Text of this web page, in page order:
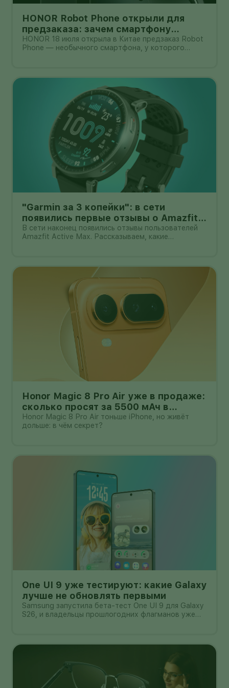
HONOR Robot Phone открыли для
предзаказа: зачем смартфону
камера на роботизированной руке
HONOR 18 июля открыла в Китае предзаказ Robot
Phone — необычного смартфона, у которого
"Garmin за 3 копейки": в сети
появились первые отзывы о Amazfit
Active Max с оффлайн-картами
В сети наконец появились отзывы пользователей
Amazfit Active Max. Рассказываем, какие
Honor Magic 8 Pro Air уже в продаже:
сколько просят за 5500 мАч в
корпусе толщиной всего 6,1 мм?
Honor Magic 8 Pro Air тоньше iPhone, но живёт
дольше: в чём секрет?
One UI 9 уже тестируют: какие Galaxy
лучше не обновлять первыми
Samsung запустила бета-тест One UI 9 для Galaxy
S26, и владельцы прошлогодних флагманов уже